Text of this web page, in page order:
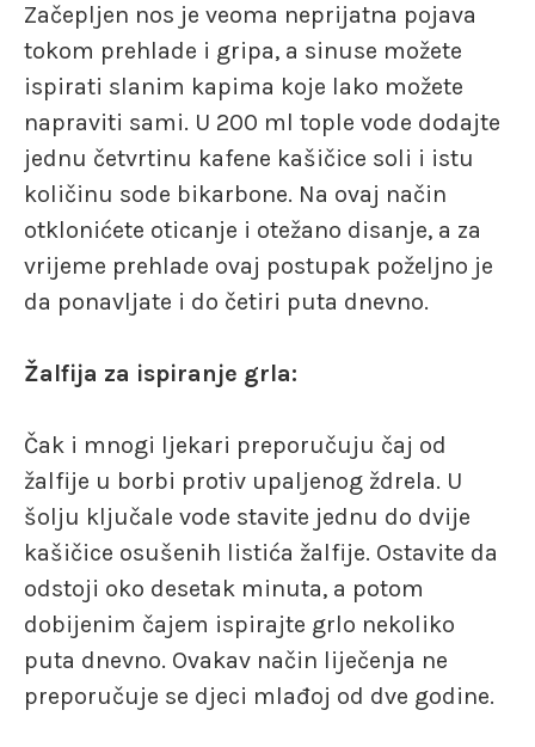
Začepljen nos je veoma neprijatna pojava
tokom prehlade i gripa, a sinuse možete
ispirati slanim kapima koje lako možete
napraviti sami. U 200 ml tople vode dodajte
jednu četvrtinu kafene kašičice soli i istu
količinu sode bikarbone. Na ovaj način
otklonićete oticanje i otežano disanje, a za
vrijeme prehlade ovaj postupak poželjno je
da ponavljate i do četiri puta dnevno.
Žalfija za ispiranje grla:
Čak i mnogi ljekari preporučuju čaj od
žalfije u borbi protiv upaljenog ždrela. U
šolju ključale vode stavite jednu do dvije
kašičice osušenih listića žalfije. Ostavite da
odstoji oko desetak minuta, a potom
dobijenim čajem ispirajte grlo nekoliko
puta dnevno. Ovakav način liječenja ne
preporučuje se djeci mlađoj od dve godine.